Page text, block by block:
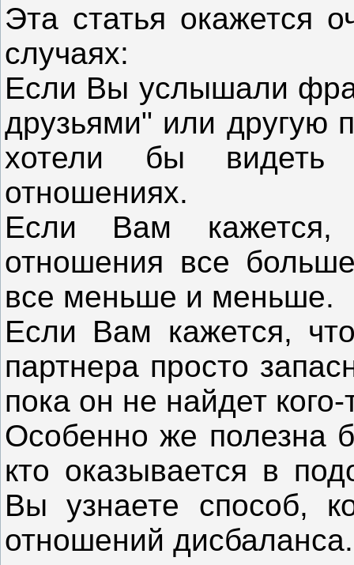
Эта статья окажется
случаях:
Если Вы услышали
друзьями" или другую
хотели бы видеть
отношениях.
Если Вам
отношения все
все меньше и меньше.
Если Вам кажется,
партнера просто
пока он не найдет
Особенно же полезна
кто оказывается в
Вы узнаете способ,
отношений дисбаланса.